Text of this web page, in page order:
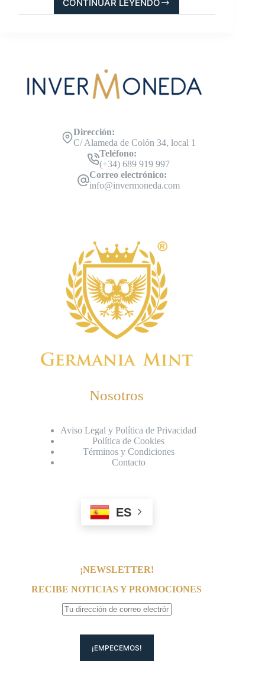
CONTINUAR LEYENDO
LOS
REGALOS
MADRE
CON
LOS
Dirección:
C/ Alameda de Colón 34, local 1
Teléfono:
(+34) 689 919 997
Correo electrónico:
info@invermoneda.com
Nosotros
Aviso Legal y Política de Privacidad
Política de Cookies
Términos y Condiciones
Contacto
ES
¡NEWSLETTER!
RECIBE NOTICIAS Y PROMOCIONES